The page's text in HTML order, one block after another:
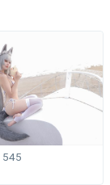
545